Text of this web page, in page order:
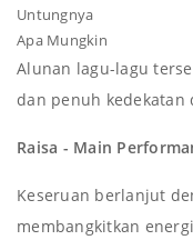
Untungnya
Apa Mungkin
Alunan lagu-lagu
dan penuh kedekatan
Raisa - Main
Keseruan berlanjut
membangkitkan